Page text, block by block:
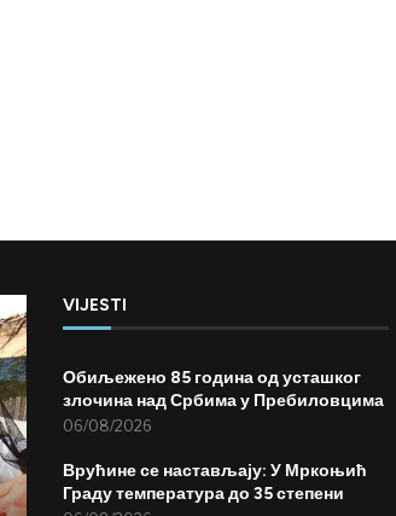
VIJESTI
Обиљежено 85 година од усташког
злочина над Србима у Пребиловцима
06/08/2026
Врућине се настављају: У Мркоњић
Граду температура до 35 степени